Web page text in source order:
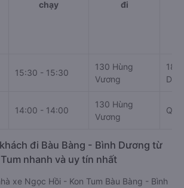
chạy đi
15:30 - 15:30
130 Hùng
Vương
18
14:00 - 14:00
130 Hùng
Vương
đi Bàu Bàng - Bình Dương từ
nhanh và uy tín nhất
xe Ngọc Hồi - Kon Tum Bàu Bàng - Bình